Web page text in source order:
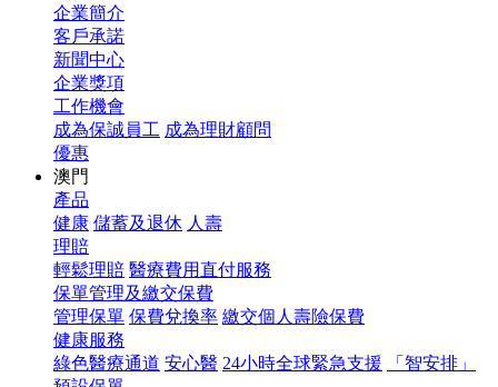
企業簡介
客戶承諾
新聞中心
企業獎項
工作機會
成為保誠員工 成為理財顧問
優惠
澳門
產品
健康 儲蓄及退休 人壽
理賠
輕鬆理賠 醫療費用直付服務
保單管理及繳交保費
管理保單 保費兌換率 繳交個人壽險保費
健康服務
綠色醫療通道 安心醫 24小時全球緊急支援
「智安排」